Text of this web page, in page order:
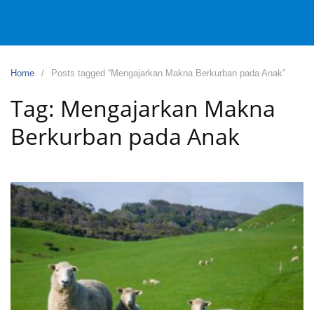
Home Posts tagged “Mengajarkan Makna Berkurban pada Anak”
Tag: Mengajarkan Makna
Berkurban pada Anak